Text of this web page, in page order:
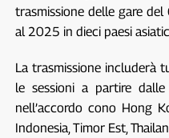
trasmissione delle gare
al 2025 in dieci paesi
La trasmissione includerà
le sessioni a partire
nell’accordo cono Hong
Indonesia, Timor Est,